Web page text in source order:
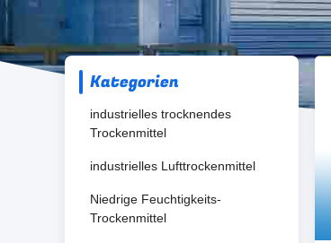
Kategorien
industrielles trocknendes
Trockenmittel
industrielles Lufttrockenmittel
Niedrige Feuchtigkeits-
Trockenmittel